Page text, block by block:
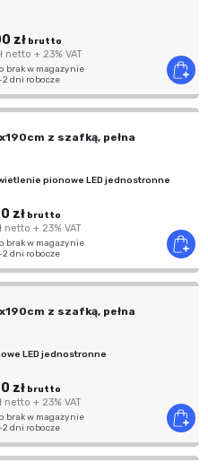
złbrutto
netto + 23% VAT
brak w magazynie
2 dni robocze
z szafką, pełna
pionowe LED jednostronne
złbrutto
netto + 23% VAT
brak w magazynie
2 dni robocze
z szafką, pełna
LED jednostronne
złbrutto
netto + 23% VAT
brak w magazynie
2 dni robocze